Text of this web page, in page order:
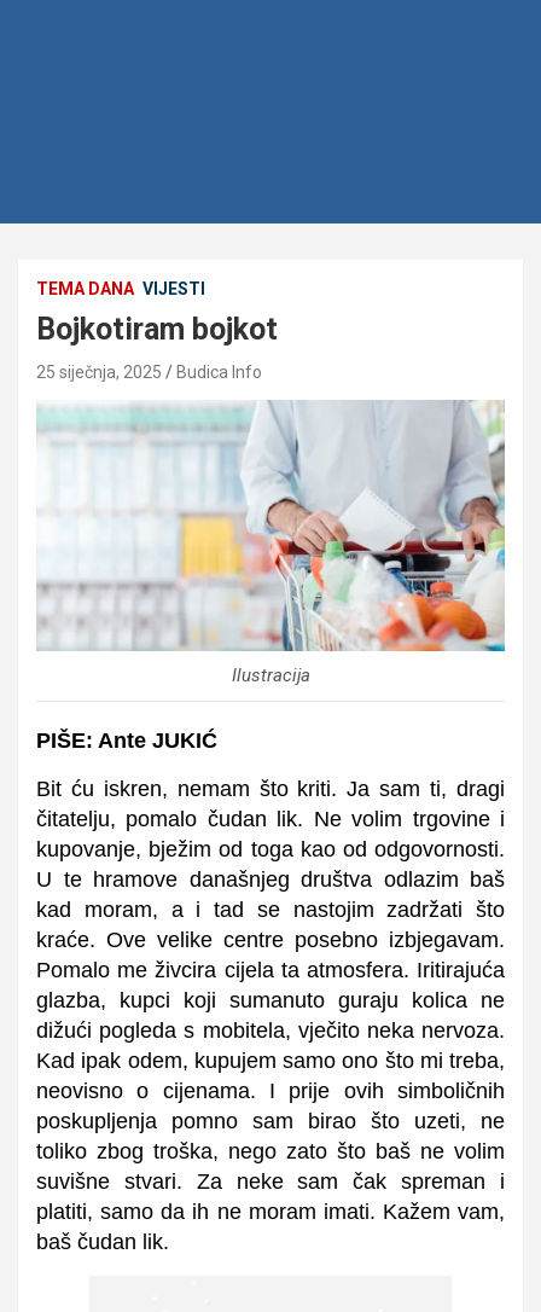
TEMA DANA VIJESTI
Bojkotiram bojkot
25 siječnja, 2025 Budica Info
Ilustracija
PIŠE: Ante JUKIĆ
Bit ću iskren, nemam što kriti. Ja sam ti, dragi
čitatelju, pomalo čudan lik. Ne volim trgovine i
kupovanje, bježim od toga kao od odgovornosti.
U te hramove današnjeg društva odlazim baš
kad moram, a i tad se nastojim zadržati što
kraće. Ove velike centre posebno izbjegavam.
Pomalo me živcira cijela ta atmosfera. Iritirajuća
glazba, kupci koji sumanuto guraju kolica ne
dižući pogleda s mobitela, vječito neka nervoza.
Kad ipak odem, kupujem samo ono što mi treba,
neovisno o cijenama. I prije ovih simboličnih
poskupljenja pomno sam birao što uzeti, ne
toliko zbog troška, nego zato što baš ne volim
suvišne stvari. Za neke sam čak spreman i
platiti, samo da ih ne moram imati. Kažem vam,
baš čudan lik.